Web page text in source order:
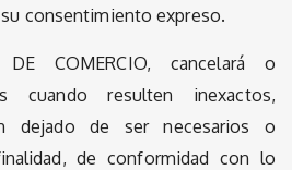
consentimiento expreso.
DE COMERCIO, cancelará o
cuando resulten inexactos,
dejado de ser necesarios o
de conformidad con lo